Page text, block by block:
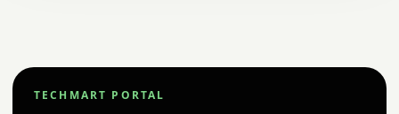
TECHMART PORTAL